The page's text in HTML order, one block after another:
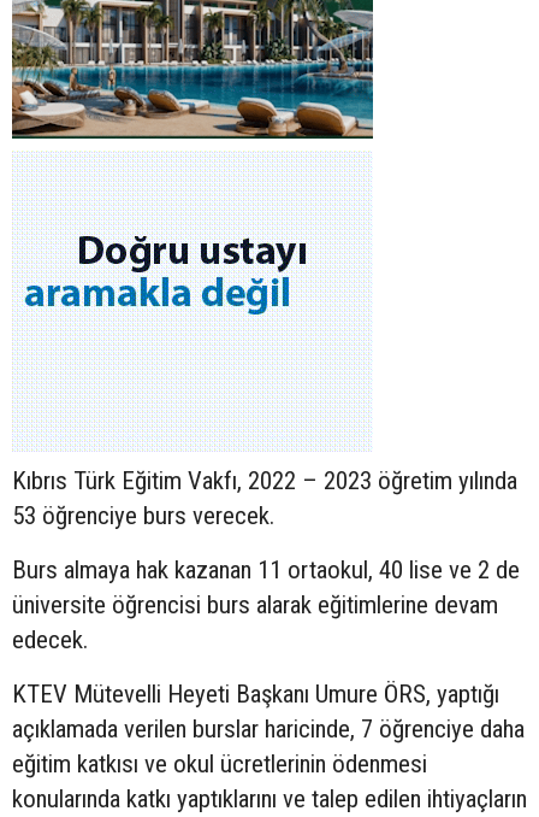
Kıbrıs Türk Eğitim Vakfı, 2022 – 2023 öğretim yılında
53 öğrenciye burs verecek.
Burs almaya hak kazanan 11 ortaokul, 40 lise ve 2 de
üniversite öğrencisi burs alarak eğitimlerine devam
edecek.
KTEV Mütevelli Heyeti Başkanı Umure ÖRS, yaptığı
açıklamada verilen burslar haricinde, 7 öğrenciye daha
eğitim katkısı ve okul ücretlerinin ödenmesi
konularında katkı yaptıklarını ve talep edilen ihtiyaçların